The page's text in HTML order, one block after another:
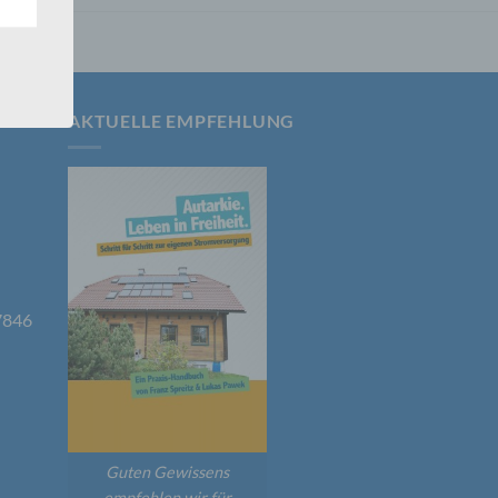
AKTUELLE EMPFEHLUNG
Guten Gewissens
zu